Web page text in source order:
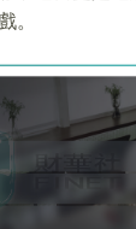
。